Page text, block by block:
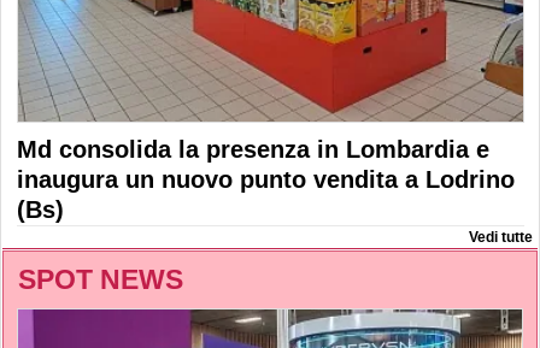
Md consolida la presenza in Lombardia e
inaugura un nuovo punto vendita a Lodrino
(Bs)
Vedi tutte
SPOT NEWS